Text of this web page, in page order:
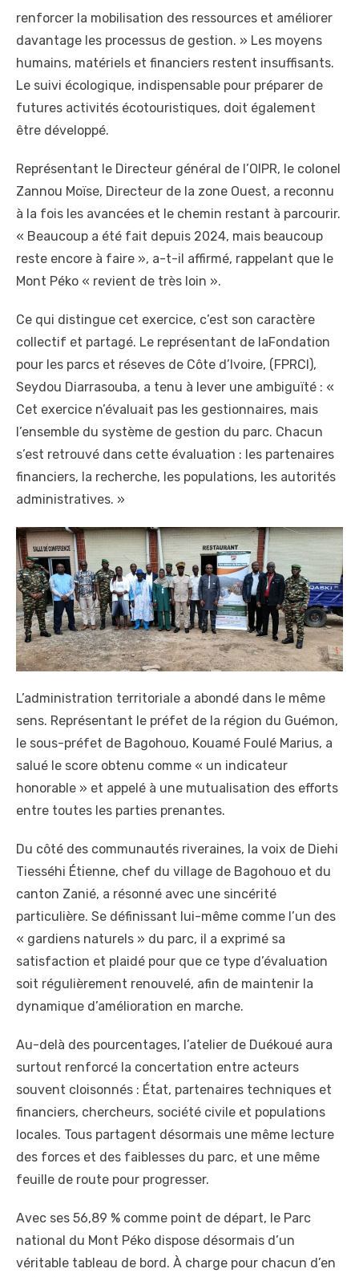
renforcer la mobilisation des ressources et améliorer
davantage les processus de gestion. » Les moyens
humains, matériels et financiers restent insuffisants.
Le suivi écologique, indispensable pour préparer de
futures activités écotouristiques, doit également
être développé.
Représentant le Directeur général de l’OIPR, le colonel
Zannou Moïse, Directeur de la zone Ouest, a reconnu
à la fois les avancées et le chemin restant à parcourir.
« Beaucoup a été fait depuis 2024, mais beaucoup
reste encore à faire », a-t-il affirmé, rappelant que le
Mont Péko « revient de très loin ».
Ce qui distingue cet exercice, c’est son caractère
collectif et partagé. Le représentant de laFondation
pour les parcs et réseves de Côte d’Ivoire, (FPRCI),
Seydou Diarrasouba, a tenu à lever une ambiguïté : «
Cet exercice n’évaluait pas les gestionnaires, mais
l’ensemble du système de gestion du parc. Chacun
s’est retrouvé dans cette évaluation : les partenaires
financiers, la recherche, les populations, les autorités
administratives. »
L’administration territoriale a abondé dans le même
sens. Représentant le préfet de la région du Guémon,
le sous-préfet de Bagohouo, Kouamé Foulé Marius, a
salué le score obtenu comme « un indicateur
honorable » et appelé à une mutualisation des efforts
entre toutes les parties prenantes.
Du côté des communautés riveraines, la voix de Diehi
Tiesséhi Étienne, chef du village de Bagohouo et du
canton Zanié, a résonné avec une sincérité
particulière. Se définissant lui-même comme l’un des
« gardiens naturels » du parc, il a exprimé sa
satisfaction et plaidé pour que ce type d’évaluation
soit régulièrement renouvelé, afin de maintenir la
dynamique d’amélioration en marche.
Au-delà des pourcentages, l’atelier de Duékoué aura
surtout renforcé la concertation entre acteurs
souvent cloisonnés : État, partenaires techniques et
financiers, chercheurs, société civile et populations
locales. Tous partagent désormais une même lecture
des forces et des faiblesses du parc, et une même
feuille de route pour progresser.
Avec ses 56,89 % comme point de départ, le Parc
national du Mont Péko dispose désormais d’un
véritable tableau de bord. À charge pour chacun d’en